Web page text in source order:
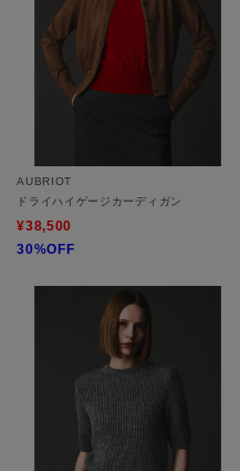
AUBRIOT
ドライハイゲージカーディガン
¥38,500
30%OFF